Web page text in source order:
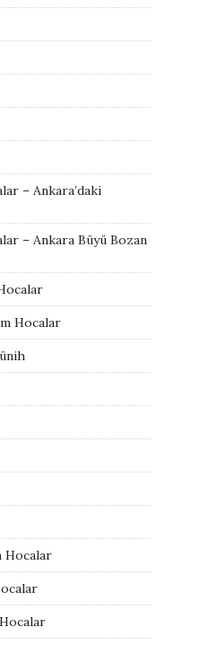
– Ankara’daki
– Ankara Büyü Bozan
Hocalar
Hocalar